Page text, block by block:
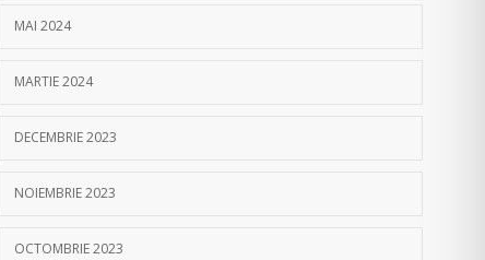
MAI 2024
MARTIE 2024
DECEMBRIE 2023
NOIEMBRIE 2023
OCTOMBRIE 2023